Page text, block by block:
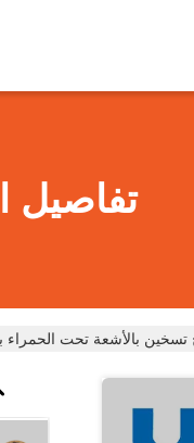
تفاصيل
بالأشعة تحت الحمراء بأنبوب